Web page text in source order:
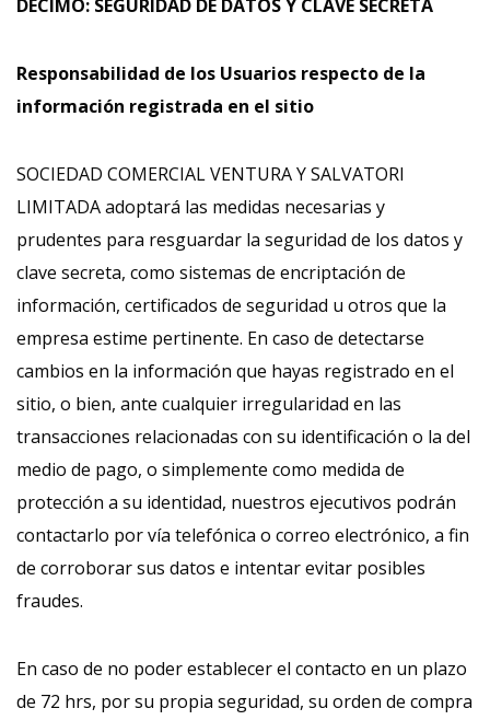
DÉCIMO: SEGURIDAD DE DATOS Y CLAVE SECRETA
Responsabilidad de los Usuarios respecto de la
información registrada en el sitio
SOCIEDAD COMERCIAL VENTURA Y SALVATORI
LIMITADA adoptará las medidas necesarias y
prudentes para resguardar la seguridad de los datos y
clave secreta, como sistemas de encriptación de
información, certificados de seguridad u otros que la
empresa estime pertinente. En caso de detectarse
cambios en la información que hayas registrado en el
sitio, o bien, ante cualquier irregularidad en las
transacciones relacionadas con su identificación o la del
medio de pago, o simplemente como medida de
protección a su identidad, nuestros ejecutivos podrán
contactarlo por vía telefónica o correo electrónico, a fin
de corroborar sus datos e intentar evitar posibles
fraudes.
En caso de no poder establecer el contacto en un plazo
de 72 hrs, por su propia seguridad, su orden de compra